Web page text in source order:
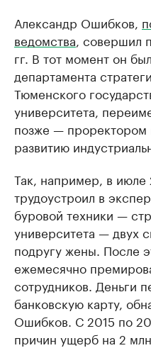
Александр Ошибков,
ведомства , совершил
гг. В тот момент он
департамента
Тюменского
университета,
позже — проректором
развитию
Так, например, в июле
трудоустроил в
буровой техники —
университета — двух
подругу жены. После
ежемесячно
сотрудников. Деньги
банковскую карту,
Ошибков. С 2015 по
причин ущерб на 2